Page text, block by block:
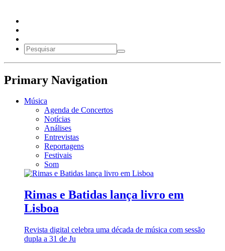
Primary Navigation
Música
Agenda de Concertos
Notícias
Análises
Entrevistas
Reportagens
Festivais
Som
Rimas e Batidas lança livro em
Lisboa
Revista digital celebra uma década de música com sessão
dupla a 31 de Ju